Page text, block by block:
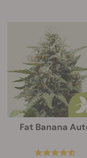
Fat Banana